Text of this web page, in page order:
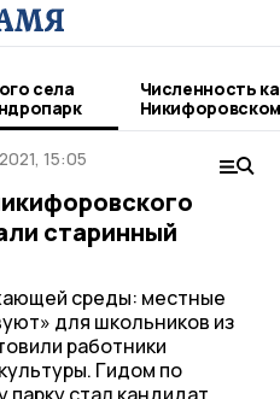
села
Численность
15:05
старинный
среды: местные
для школьников из
работники
Гидом по